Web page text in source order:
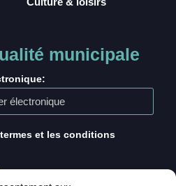
municipale
et les conditions